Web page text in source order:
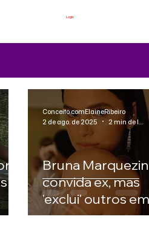
Login
Bruna
convida ex, mas
'exclui' outros em
festa de 30 anos
Conceito comElaineRibeiro
2 de ago. de 2025